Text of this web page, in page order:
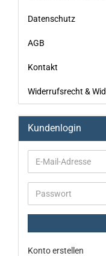
Datenschutz
AGB
Kontakt
Widerrufsrecht &
Kundenlogin
Konto erstellen